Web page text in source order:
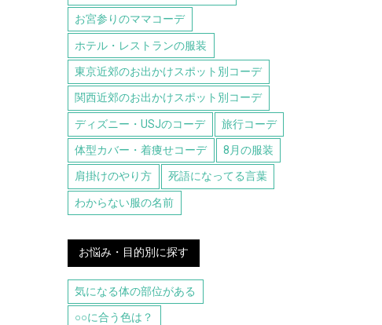
お宮参りのママコーデ
ホテル・レストランの服装
東京近郊のお出かけスポット別コーデ
関西近郊のお出かけスポット別コーデ
ディズニー・USJのコーデ 旅行コーデ
体型カバー・着痩せコーデ 8月の服装
肩掛けのやり方 死語になってる言葉
わからない服の名前
お悩み・目的別に探す
気になる体の部位がある
○○に合う色は？